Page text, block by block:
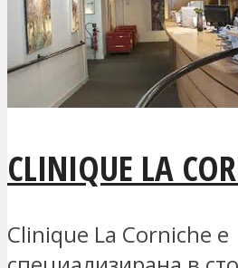
CLINIQUE LA
Clinique La Corniche е